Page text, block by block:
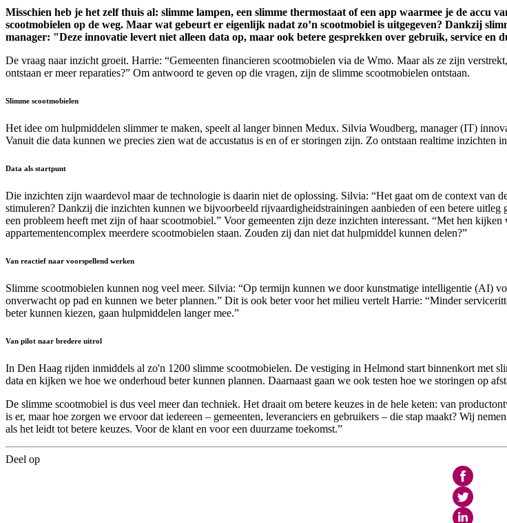
Misschien heb je het zelf thuis al: slimme lampen, een slimme thermostaat of een app waarmee je de accu
scootmobielen op de weg. Maar wat gebeurt er eigenlijk nadat zo’n scootmobiel is uitgegeven? Dankzij
manager: "Deze innovatie levert niet alleen data op, maar ook betere gesprekken over gebruik, service en
De vraag naar inzicht groeit. Harrie: “Gemeenten financieren scootmobielen via de Wmo. Maar als ze zijn
ontstaan er meer reparaties?” Om antwoord te geven op die vragen, zijn de slimme scootmobielen ontstaan.
Slimme scootmobielen
Het idee om hulpmiddelen slimmer te maken, speelt al langer binnen Medux. Silvia Woudberg, manager (IT)
Vanuit die data kunnen we precies zien wat de accustatus is en of er storingen zijn. Zo ontstaan realtime inzichten
Data als startpunt
Die inzichten zijn waardevol maar de technologie is daarin niet de oplossing. Silvia: “Het gaat om de context van
stimuleren? Dankzij die inzichten kunnen we bijvoorbeeld rijvaardigheidstrainingen aanbieden of een betere
een probleem heeft met zijn of haar scootmobiel.” Voor gemeenten zijn deze inzichten interessant. “Met hen
appartementencomplex meerdere scootmobielen staan. Zouden zij dan niet dat hulpmiddel kunnen delen?”
Van reactief naar voorspellend werken
Slimme scootmobielen kunnen nog veel meer. Silvia: “Op termijn kunnen we door kunstmatige intelligentie (AI)
onverwacht op pad en kunnen we beter plannen.” Dit is ook beter voor het milieu vertelt Harrie: “Minder
beter kunnen kiezen, gaan hulpmiddelen langer mee.”
Van pilot naar bredere uitrol
In Den Haag rijden inmiddels al zo'n 1200 slimme scootmobielen. De vestiging in Helmond start binnenkort met
data en kijken we hoe we onderhoud beter kunnen plannen. Daarnaast gaan we ook testen hoe we storingen op
De slimme scootmobiel is dus veel meer dan techniek. Het draait om betere keuzes in de hele keten: van
is er, maar hoe zorgen we ervoor dat iedereen – gemeenten, leveranciers en gebruikers – die stap maakt? Wij
als het leidt tot betere keuzes. Voor de klant en voor een duurzame toekomst.”
Deel op